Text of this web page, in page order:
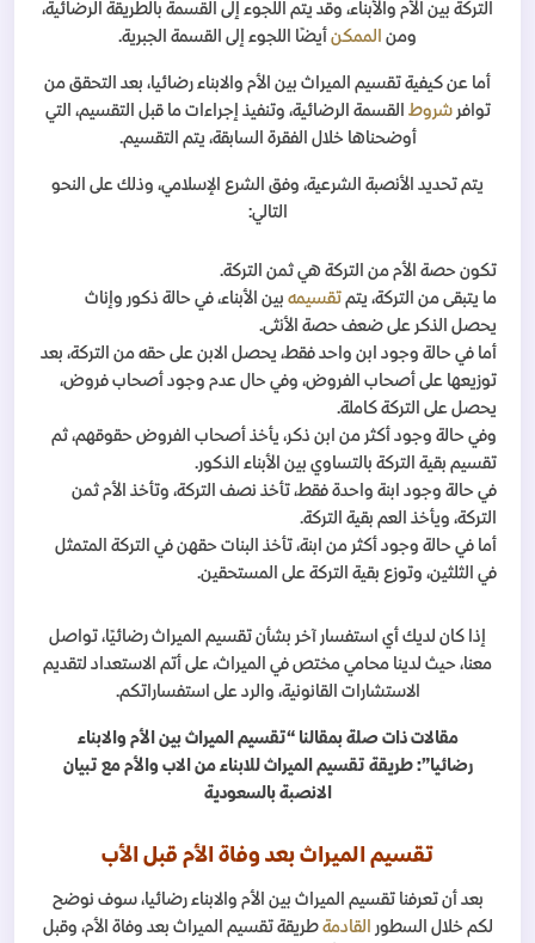
التركة بين الأم والأبناء، وقد يتم اللجوء إلى القسمة بالطريقة الرضائية،
ومن الممكن أيضًا اللجوء إلى القسمة الجبرية.
أما عن كيفية تقسيم الميراث بين الأم والابناء رضائيا، بعد التحقق من
توافرشروط القسمة الرضائية، وتنفيذ إجراءات ما قبل التقسيم، التي
أوضحناها خلال الفقرة السابقة، يتم التقسيم.
يتم تحديد الأنصبة الشرعية، وفق الشرع الإسلامي، وذلك على النحو
التالي:
تكون حصة الأم من التركة هي ثمن التركة.
ما يتبقى من التركة، يتم تقسيمه بين الأبناء، في حالة ذكور وإناث
يحصل الذكر على ضعف حصة الأنثى.
أما في حالة وجود ابن واحد فقط، يحصل الابن على حقه من التركة، بعد
توزيعها على أصحاب الفروض، وفي حال عدم وجود أصحاب فروض،
يحصل على التركة كاملة.
وفي حالة وجود أكثر من ابن ذكر، يأخذ أصحاب الفروض حقوقهم، ثم
تقسيم بقية التركة بالتساوي بين الأبناء الذكور.
في حالة وجود ابنة واحدة فقط، تأخذ نصف التركة، وتأخذ الأم ثمن
التركة، ويأخذ العم بقية التركة.
أما في حالة وجود أكثر من ابنة، تأخذ البنات حقهن في التركة المتمثل
في الثلثين، وتوزع بقية التركة على المستحقين.
إذا كان لديك أي استفسار آخر بشأن تقسيم الميراث رضائيًا، تواصل
معنا، حيث لدينا محامي مختص في الميراث، على أتم الاستعداد لتقديم
الاستشارات القانونية، والرد على استفساراتكم.
مقالات ذات صلة بمقالنا “تقسيم الميراث بين الأم والابناء
رضائيا”: طريقة تقسيم الميراث للابناء من الاب والأم مع تبيان
الانصبة بالسعودية
تقسيم الميراث بعد وفاة الأم قبل الأب
بعد أن تعرفنا تقسيم الميراث بين الأم والابناء رضائيا، سوف نوضح
لكم خلال السطور
القادمةطريقة تقسيم الميراث بعد وفاة الأم، وقبل